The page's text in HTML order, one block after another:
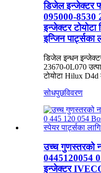
डिजेल इन्जेक्टर
095000-8530
इन्जेक्टर
इन्जिन पार्ट्सका
डिजेल इन्धन
23670-0L070
टोयोटा Hilux
सोधपुछविवरण
उच्च गुणस्तरको
0445120054
इन्जेक्टर IVECO